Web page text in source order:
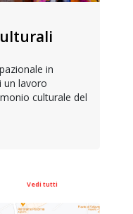
in
un lavoro
culturale del
Vedi tutti